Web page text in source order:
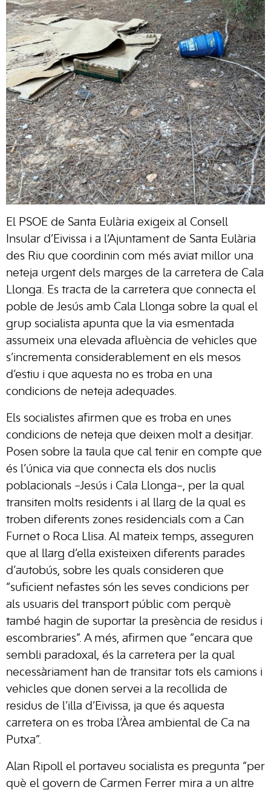
El PSOE de Santa Eulària exigeix al Consell
Insular d’Eivissa i a l’Ajuntament de Santa Eulària
des Riu que coordinin com més aviat millor una
neteja urgent dels marges de la carretera de Cala
Llonga. Es tracta de la carretera que connecta el
poble de Jesús amb Cala Llonga sobre la qual el
grup socialista apunta que la via esmentada
assumeix una elevada afluència de vehicles que
s’incrementa considerablement en els mesos
d’estiu i que aquesta no es troba en una
condicions de neteja adequades.
Els socialistes afirmen que es troba en unes
condicions de neteja que deixen molt a desitjar.
Posen sobre la taula que cal tenir en compte que
és l’única via que connecta els dos nuclis
poblacionals –Jesús i Cala Llonga–, per la qual
transiten molts residents i al llarg de la qual es
troben diferents zones residencials com a Can
Furnet o Roca Llisa. Al mateix temps, asseguren
que al llarg d’ella existeixen diferents parades
d’autobús, sobre les quals consideren que
“suficient nefastes són les seves condicions per
als usuaris del transport públic com perquè
també hagin de suportar la presència de residus i
escombraries”. A més, afirmen que “encara que
sembli paradoxal, és la carretera per la qual
necessàriament han de transitar tots els camions i
vehicles que donen servei a la recollida de
residus de l’illa d’Eivissa, ja que és aquesta
carretera on es troba l’Àrea ambiental de Ca na
Putxa”.
Alan Ripoll el portaveu socialista es pregunta “per
què el govern de Carmen Ferrer mira a un altre